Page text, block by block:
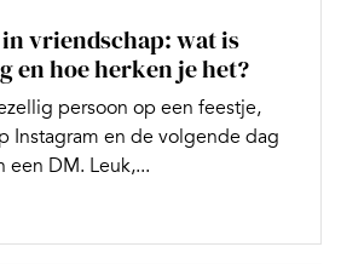
vriendschap: wat is
en hoe herken je het?
persoon op een feestje,
Instagram en de volgende dag
een DM. Leuk,...